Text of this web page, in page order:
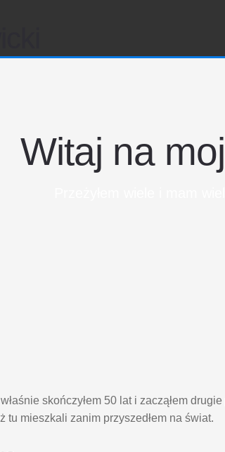
Witaj na
skończyłem 50 lat i zacząłem
tu mieszkali zanim przyszedłem na świat.